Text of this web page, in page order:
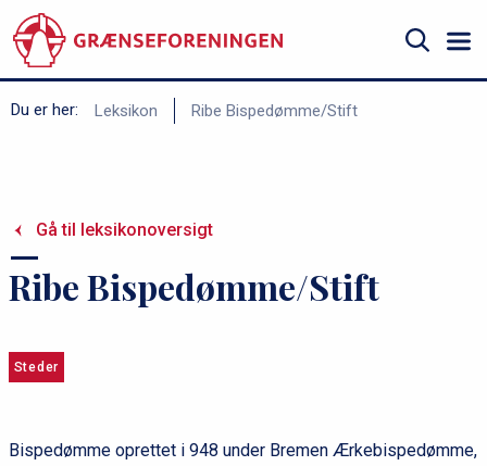
til
hovedindhold
Søg
Du er her:
k
r
u
Leksikon Ribe Bispedømme/Stift
Gå til leksikonoversigt
Ribe Bispedømme/Stift
Steder
Bispedømme oprettet i 948 under Bremen Ærkebispedømme,